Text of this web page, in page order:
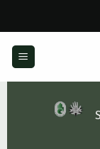
content